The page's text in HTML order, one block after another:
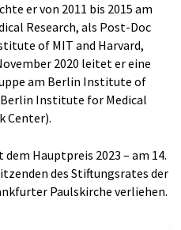
er von 2011 bis 2015 am
Research, als Post-Doc
of MIT and Harvard,
2020 leitet er eine
am Berlin Institute of
Institute for Medical
Center).
Hauptpreis 2023 – am 14.
des Stiftungsrates der
Paulskirche verliehen.